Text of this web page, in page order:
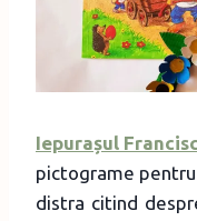
Iepurașul
pictograme
distra citind